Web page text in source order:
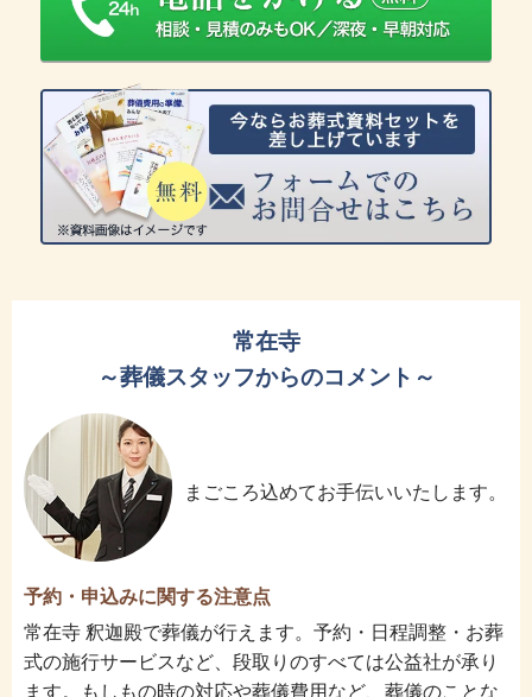
常在寺
～葬儀スタッフからのコメント～
まごころ込めてお手伝いいたします。
予約・申込みに関する注意点
常在寺 釈迦殿で葬儀が行えます。予約・日程調整・お葬
式の施行サービスなど、段取りのすべては公益社が承り
ます。もしもの時の対応や葬儀費用など、葬儀のことな